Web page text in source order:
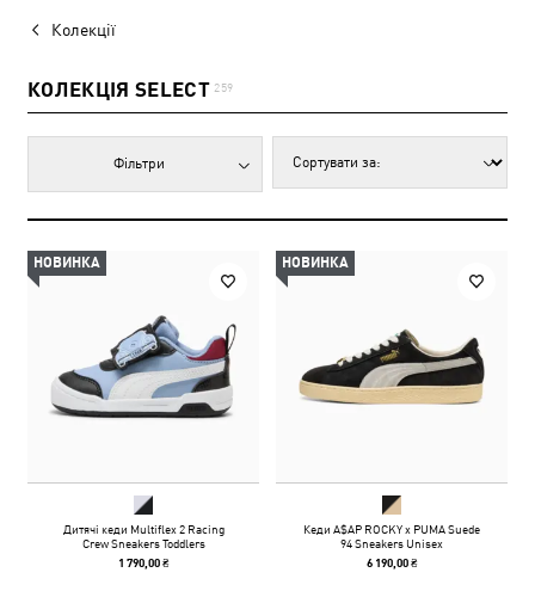
Колекції
КОЛЕКЦІЯ SELECT 259
Фільтри
НОВИНКА
Дитячі кеди Multiflex 2 Racing
Crew Sneakers Toddlers
1 790,00 ₴
НОВИНКА
Кеди A$AP ROCKY x PUMA Suede
94 Sneakers Unisex
6 190,00 ₴